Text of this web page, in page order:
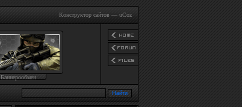
Конструктор сайтов — uCoz
Баннерообмен